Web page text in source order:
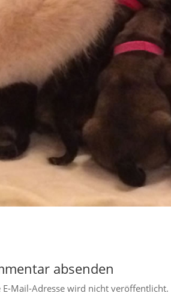
absenden
E-Mail-Adresse wird nicht veröffentlicht.